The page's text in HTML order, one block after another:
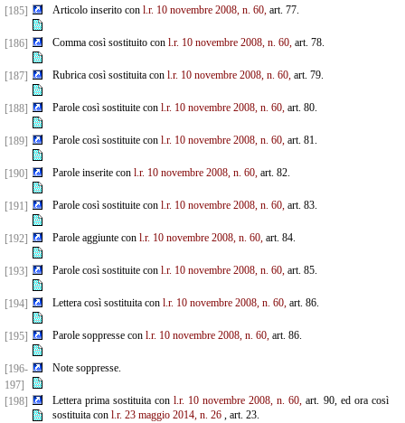
[185]
Articolo inserito con l.r. 10 novembre 2008, n. 60,art. 77.
[186] Comma così sostituito con l.r. 10 novembre 2008, n. 60,art. 78.
[187] Rubrica così sostituita con l.r. 10 novembre 2008, n. 60,art. 79.
[188] Parole così sostituite con l.r. 10 novembre 2008, n. 60,art. 80.
[189] Parole così sostituite con l.r. 10 novembre 2008, n. 60,art. 81.
[190] Parole inserite con l.r. 10 novembre 2008, n. 60,art. 82.
[191] Parole così sostituite con l.r. 10 novembre 2008, n. 60,art. 83.
[192] Parole aggiunte con l.r. 10 novembre 2008, n. 60,art. 84.
[193] Parole così sostituite con l.r. 10 novembre 2008, n. 60,art. 85.
[194] Lettera così sostituita con l.r. 10 novembre 2008, n. 60,art. 86.
[195] Parole soppresse con l.r. 10 novembre 2008, n. 60,art. 86.
[196-
197]
Note soppresse.
[198] Lettera prima sostituita con l.r. 10 novembre 2008, n. 60, art. 90, ed ora così
sostituita con l.r. 23 maggio 2014, n. 26, art. 23.